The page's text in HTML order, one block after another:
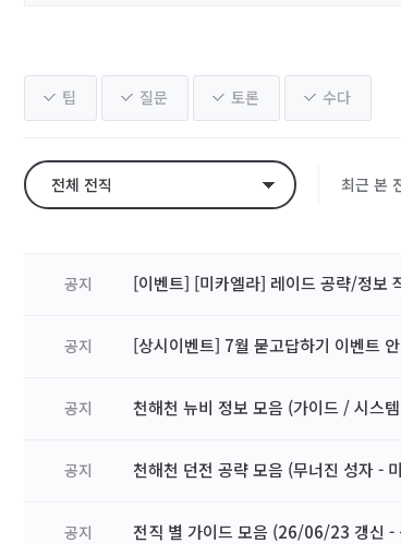
팁 질문 토론 수다
전체 전직 최근 본
공지 [이벤트] [미카엘라] 레이드 공략/정보
공지 [상시이벤트] 7월 묻고답하기 이벤트
공지 천해천 뉴비 정보 모음 (가이드 / 시스
공지 천해천 던전 공략 모음 (무너진 성자 -
공지 전직 별 가이드 모음 (26/06/23 갱신 -